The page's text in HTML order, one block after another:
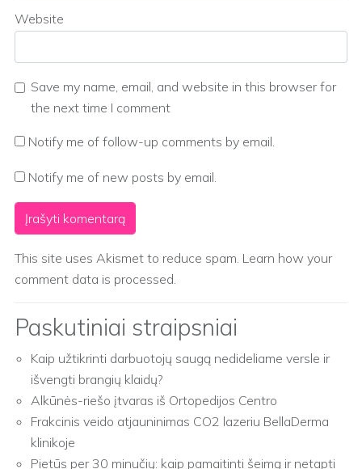
Website
Save my name, email, and website in this browser for
the next time I comment
Notify me of follow-up comments by email.
Notify me of new posts by email.
This site uses Akismet to reduce spam. Learn how your
comment data is processed.
Paskutiniai straipsniai
Kaip užtikrinti darbuotojų saugą nedideliame versle ir
išvengti brangių klaidų?
Alkūnės-riešo įtvaras iš Ortopedijos Centro
Frakcinis veido atjauninimas CO2 lazeriu BellaDerma
klinikoje
Pietūs per 30 minučių: kaip pamaitinti šeimą ir netapti